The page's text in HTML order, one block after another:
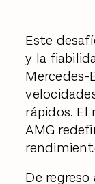
Este
y la
rápidos. El
AMG
De